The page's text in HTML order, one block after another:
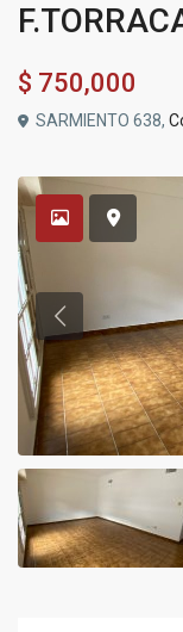
$ 750,000
SARMIENTO 638,